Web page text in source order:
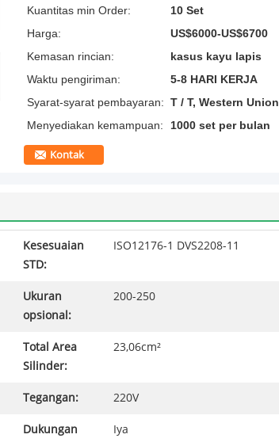
Kuantitas min Order:
10 Set
Harga:
US$6000-US$6700
Kemasan rincian:
kasus kayu lapis
Waktu pengiriman:
5-8 HARI KERJA
Syarat-syarat pembayaran: T / T, Western Union
Menyediakan kemampuan:
1000 set per bulan
Kontak
Kesesuaian
STD:
ISO12176-1 DVS2208-11
Ukuran
opsional:
200-250
Total Area
Silinder:
23,06cm²
Tegangan: 220V
Dukungan
Iya